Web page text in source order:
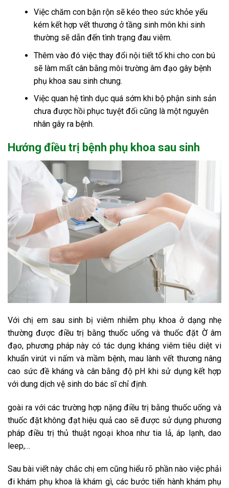
Việc chăm con bận rộn sẽ kéo theo sức khỏe yếu
kém kết hợp vết thương ở tầng sinh môn khi sinh
thường sẽ dẫn đến tình trạng đau viêm.
Thêm vào đó việc thay đổi nội tiết tố khi cho con bú
sẽ làm mất cân bằng môi trường âm đạo gây bệnh
phụ khoa sau sinh chung.
Việc quan hệ tình dục quá sớm khi bộ phận sinh sản
chưa được hồi phục tuyệt đối cũng là một nguyên
nhân gây ra bệnh.
Hướng điều trị bệnh phụ khoa sau sinh
Với chị em sau sinh bị viêm nhiễm phụ khoa ở dạng nhẹ
thường được điều trị bằng thuốc uống và thuốc đặt Ờ âm
đạo, phương pháp này có tác dụng kháng viêm tiêu diệt vi
khuẩn virút vi nấm và mầm bệnh, mau lành vết thương nâng
cao sức đề kháng và cân bằng độ pH khi sử dụng kết hợp
với dung dịch vệ sinh do bác sĩ chỉ định.
goài ra với các trường hợp nặng điều trị bằng thuốc uống và
thuốc đặt không đạt hiệu quả cao sẽ được sử dụng phương
pháp điều trị thủ thuật ngoại khoa như tia lả, áp lạnh, dao
leep,…
Sau bài viết này chắc chị em cũng hiểu rõ phần nào việc phải
đi khám phụ khoa là khám gì, các bước tiến hành khám phụ